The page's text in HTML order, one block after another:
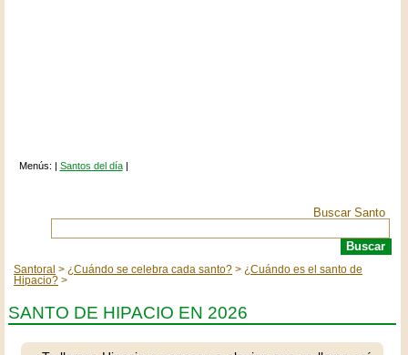
Menús: | Santos del día|
Buscar Santo
Santoral ¿Cuándo se celebra cada santo?
¿Cuándo es el santo de
Hipacio?
SANTO DE HIPACIO EN 2026